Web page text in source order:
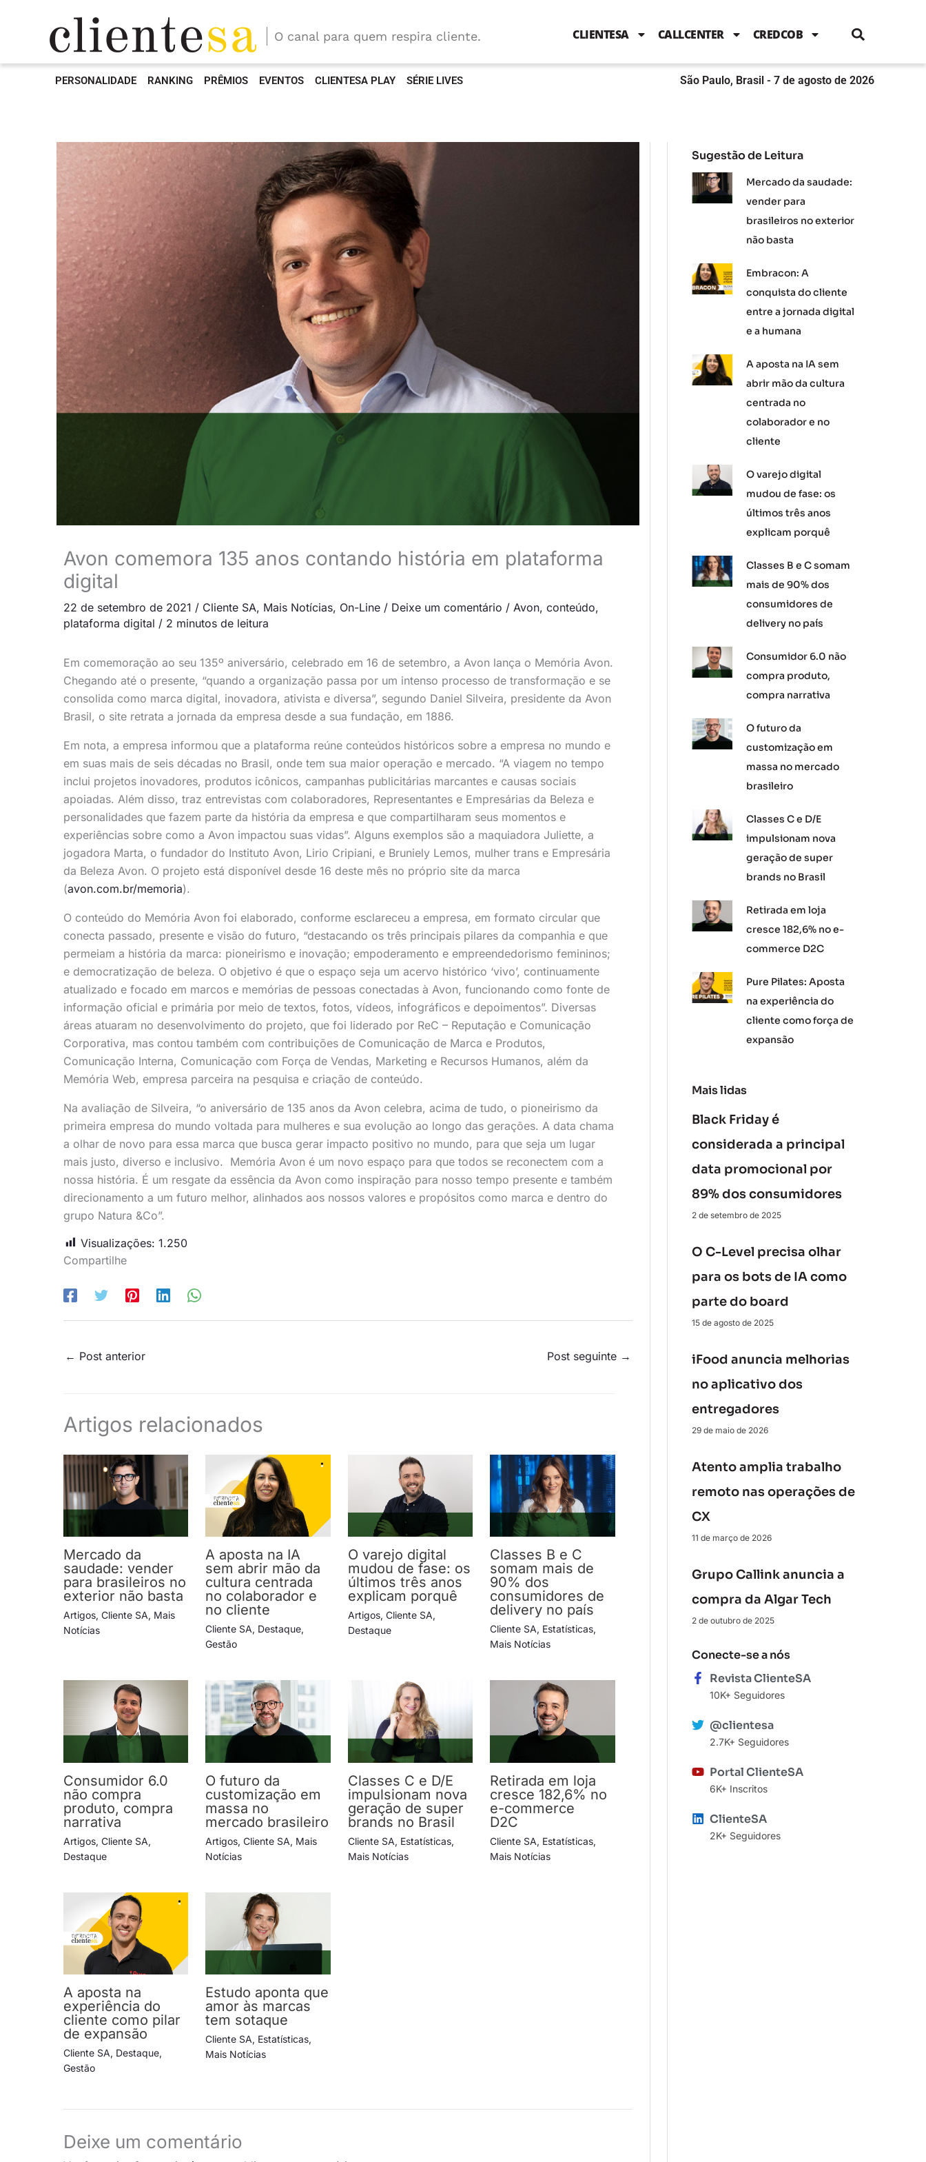
b
o
k
t
e
b
n
g
a
m
O canal para quem respira cliente. CLIENTESA CALLCENTER CREDCOB
PERSONALIDADE RANKING PRÊMIOS EVENTOS CLIENTESA PLAY SÉRIE LIVES São Paulo, Brasil - 7 de agosto de 2026
Avon comemora 135 anos contando história em plataforma
digital
22 de setembro de 2021 / Cliente SA, Mais Notícias, On-Line / Deixe um comentário / Avon, conteúdo,
plataforma digital / 2 minutos de leitura
Em comemoração ao seu 135º aniversário, celebrado em 16 de setembro, a Avon lança o Memória Avon.
Chegando até o presente, “quando a organização passa por um intenso processo de transformação e se
consolida como marca digital, inovadora, ativista e diversa”, segundo Daniel Silveira, presidente da Avon
Brasil, o site retrata a jornada da empresa desde a sua fundação, em 1886.
Em nota, a empresa informou que a plataforma reúne conteúdos históricos sobre a empresa no mundo e
em suas mais de seis décadas no Brasil, onde tem sua maior operação e mercado. “A viagem no tempo
inclui projetos inovadores, produtos icônicos, campanhas publicitárias marcantes e causas sociais
apoiadas. Além disso, traz entrevistas com colaboradores, Representantes e Empresárias da Beleza e
personalidades que fazem parte da história da empresa e que compartilharam seus momentos e
experiências sobre como a Avon impactou suas vidas”. Alguns exemplos são a maquiadora Juliette, a
jogadora Marta, o fundador do Instituto Avon, Lirio Cripiani, e Bruniely Lemos, mulher trans e Empresária
da Beleza Avon. O projeto está disponível desde 16 deste mês no próprio site da marca
(avon.com.br/memoria).
O conteúdo do Memória Avon foi elaborado, conforme esclareceu a empresa, em formato circular que
conecta passado, presente e visão do futuro, “destacando os três principais pilares da companhia e que
permeiam a história da marca: pioneirismo e inovação; empoderamento e empreendedorismo femininos;
e democratização de beleza. O objetivo é que o espaço seja um acervo histórico ‘vivo’, continuamente
atualizado e focado em marcos e memórias de pessoas conectadas à Avon, funcionando como fonte de
informação oficial e primária por meio de textos, fotos, vídeos, infográficos e depoimentos”. Diversas
áreas atuaram no desenvolvimento do projeto, que foi liderado por ReC – Reputação e Comunicação
Corporativa, mas contou também com contribuições de Comunicação de Marca e Produtos,
Comunicação Interna, Comunicação com Força de Vendas, Marketing e Recursos Humanos, além da
Memória Web, empresa parceira na pesquisa e criação de conteúdo.
Na avaliação de Silveira, “o aniversário de 135 anos da Avon celebra, acima de tudo, o pioneirismo da
primeira empresa do mundo voltada para mulheres e sua evolução ao longo das gerações. A data chama
a olhar de novo para essa marca que busca gerar impacto positivo no mundo, para que seja um lugar
mais justo, diverso e inclusivo. Memória Avon é um novo espaço para que todos se reconectem com a
nossa história. É um resgate da essência da Avon como inspiração para nosso tempo presente e também
direcionamento a um futuro melhor, alinhados aos nossos valores e propósitos como marca e dentro do
grupo Natura &Co”.
Visualizações: 1.250
Compartilhe
← Post anterior Post seguinte →
Artigos relacionados
Mercado da
saudade: vender
para brasileiros no
exterior não basta
Artigos, Cliente SA, Mais
Notícias
A aposta na IA
sem abrir mão da
cultura centrada
no colaborador e
no cliente
Cliente SA, Destaque,
Gestão
O varejo digital
mudou de fase: os
últimos três anos
explicam porquê
Artigos, Cliente SA,
Destaque
Classes B e C
somam mais de
90% dos
consumidores de
delivery no país
Cliente SA, Estatísticas,
Mais Notícias
Consumidor 6.0
não compra
produto, compra
narrativa
Artigos, Cliente SA,
Destaque
O futuro da
customização em
massa no
mercado brasileiro
Artigos,Cliente SA, Mais
Notícias
Classes C e D/E
impulsionam nova
geração de super
brands no Brasil
Cliente SA, Estatísticas,
Mais Notícias
Retirada em loja
cresce 182,6% no
e-commerce
D2C
Cliente SA, Estatísticas,
Mais Notícias
A aposta na
experiência do
cliente como pilar
de expansão
Cliente SA, Destaque,
Gestão
Estudo aponta que
amor às marcas
tem sotaque
Cliente SA, Estatísticas,
Mais Notícias
Deixe um comentário
Sugestão de Leitura
Mercado da saudade:
vender para
brasileiros no exterior
não basta
Embracon: A
conquista do cliente
entre a jornada digital
e a humana
A aposta na IA sem
abrir mão da cultura
centrada no
colaborador e no
cliente
O varejo digital
mudou de fase: os
últimos três anos
explicam porquê
Classes B e C somam
mais de 90% dos
consumidores de
delivery no país
Consumidor 6.0 não
compra produto,
compra narrativa
O futuro da
customização em
massa no mercado
brasileiro
Classes C e D/E
impulsionam nova
geração de super
brands no Brasil
Retirada em loja
cresce 182,6% no e-
commerce D2C
Pure Pilates: Aposta
na experiência do
cliente como força de
expansão
Mais lidas
Black Friday é
considerada a principal
data promocional por
89% dos consumidores
2 de setembro de 2025
O C-Level precisa olhar
para os bots de IA como
parte do board
15 de agosto de 2025
iFood anuncia melhorias
no aplicativo dos
entregadores
29 de maio de 2026
Atento amplia trabalho
remoto nas operações de
CX
11 de março de 2026
Grupo Callink anuncia a
compra da Algar Tech
2 de outubro de 2025
Conecte-se a nós
Revista ClienteSA
10K+ Seguidores
@clientesa
2.7K+ Seguidores
Portal ClienteSA
6K+ Inscritos
ClienteSA
2K+ Seguidores